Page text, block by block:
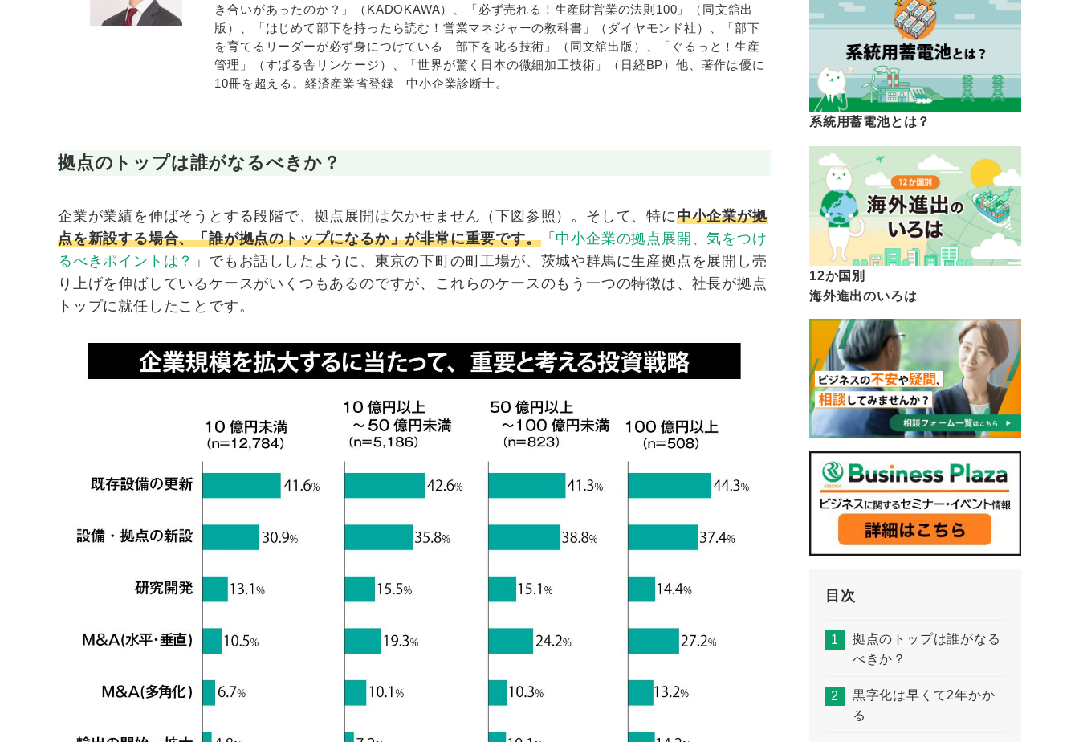
き合いがあったのか？」（KADOKAWA）、「必ず売れる！生産財営業の法則100」（同文舘出
版）、「はじめて部下を持ったら読む！営業マネジャーの教科書」（ダイヤモンド社）、「部下
を育てるリーダーが必ず身につけている 部下を叱る技術」（同文舘出版）、「ぐるっと！生産
管理」（すばる舎リンケージ）、「世界が驚く日本の微細加工技術」（日経BP）他、著作は優に
10冊を超える。経済産業省登録 中小企業診断士。
拠点のトップは誰がなるべきか？
企業が業績を伸ばそうとする段階で、拠点展開は欠かせません（下図参照）。そして、特に中小企業が拠
点を新設する場合、「誰が拠点のトップになるか」が非常に重要です。「 中小企業の拠点展開、気をつけ
るべきポイントは？ 」でもお話ししたように、東京の下町の町工場が、茨城や群馬に生産拠点を展開し売
り上げを伸ばしているケースがいくつもあるのですが、これらのケースのもう一つの特徴は、社長が拠点
トップに就任したことです。
系統用蓄電池とは？
12か国別
海外進出のいろは
目次
拠点のトップは誰がなる
べきか？
黒字化は早くて2年かか
る